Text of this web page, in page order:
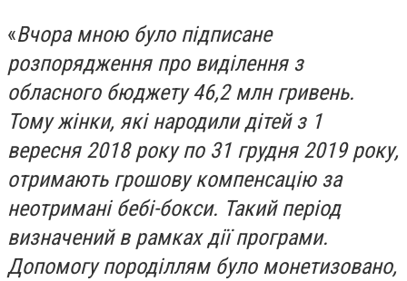
«Вчора мною було підписане
розпорядження про виділення з
обласного бюджету 46,2 млн гривень.
Тому жінки, які народили дітей з 1
вересня 2018 року по 31 грудня 2019 року,
отримають грошову компенсацію за
неотримані бебі-бокси. Такий період
визначений в рамках дії програми.
Допомогу породіллям було монетизовано,